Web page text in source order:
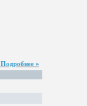
Подробнее »